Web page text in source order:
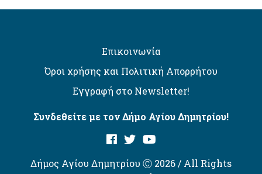
Επικοινωνία
Όροι χρήσης και Πολιτική Απορρήτου
Εγγραφή στο Newsletter!
Συνδεθείτε με τον Δήμο Αγίου Δημητρίου!
Δήμος Αγίου Δημητρίου Ⓒ 2026 / All Rights